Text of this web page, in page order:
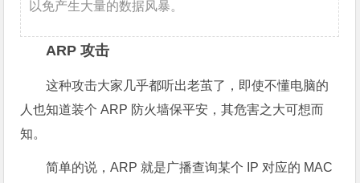
以免产生大量的数据风暴。
ARP 攻击
这种攻击大家几乎都听出老茧了，即使不懂电脑的
人也知道装个 ARP 防火墙保平安，其危害之大可想而
知。
简单的说，ARP 就是广播查询某个 IP 对应的 MAC